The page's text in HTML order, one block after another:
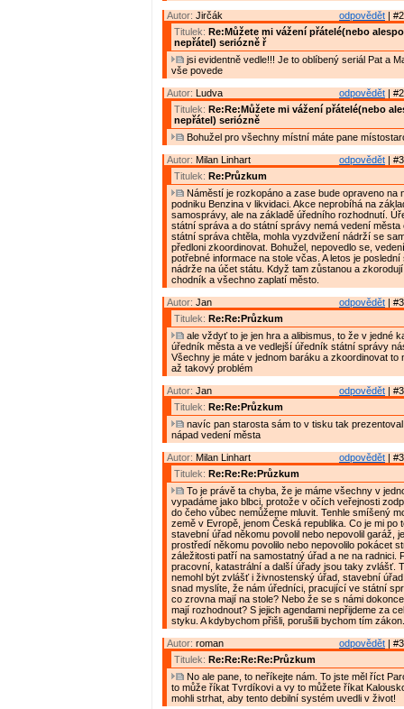
odpovědět |
Autor: Jirčák
Titulek: Re:Můžete mi vážení přátelé(nebo
nepřátel) seriózně ř
jsi evidentně vedle!!! Je to oblíbený seriál Pat a
vše povede
odpovědět |
Autor: Ludva
Titulek: Re:Re:Můžete mi vážení přátelé(nebo
nepřátel) seriózně
Bohužel pro všechny místní máte pane
odpovědět |
Autor: Milan Linhart
Titulek: Re:Průzkum
Náměstí je rozkopáno a zase bude opraveno na
podniku Benzina v likvidaci. Akce neprobíhá na
samosprávy, ale na základě úředního rozhodnutí.
státní správa a do státní správy nemá vedení města
státní správa chtěla, mohla vyzdvižení nádrží se
předloni zkoordinovat. Bohužel, nepovedlo se,
potřebné informace na stole včas. A letos je
nádrže na účet státu. Když tam zůstanou a
chodník a všechno zaplatí město.
odpovědět |
Autor: Jan
Titulek: Re:Re:Průzkum
ale vždyť to je jen hra a alibismus, to že v jedné
úředník města a ve vedlejší úředník státní správy
Všechny je máte v jednom baráku a zkoordinovat to
až takový problém
odpovědět |
Autor: Jan
Titulek: Re:Re:Průzkum
navíc pan starosta sám to v tisku tak
nápad vedení města
odpovědět |
Autor: Milan Linhart
Titulek: Re:Re:Re:Průzkum
To je právě ta chyba, že je máme všechny v
vypadáme jako blbci, protože v očích veřejnosti
do čeho vůbec nemůžeme mluvit. Tenhle smíšený
země v Evropě, jenom Česká republika. Co je mi po
stavební úřad někomu povolil nebo nepovolil garáž,
prostředí někomu povolilo nebo nepovolilo pokácet
záležitosti patří na samostatný úřad a ne na radnici.
pracovní, katastrální a další úřady jsou taky zvlášť.
nemohl být zvlášť i živnostenský úřad, stavební
snad myslíte, že nám úředníci, pracující ve státní
co zrovna mají na stole? Nebo že se s námi
mají rozhodnout? S jejich agendami nepřijdeme za
styku. A kdybychom přišli, porušili bychom tím zákon.
odpovědět |
Autor: roman
Titulek: Re:Re:Re:Re:Průzkum
No ale pane, to neříkejte nám. To jste měl říct
to může říkat Tvrdíkovi a vy to můžete říkat
mohli strhat, aby tento debilní systém uvedli v život!